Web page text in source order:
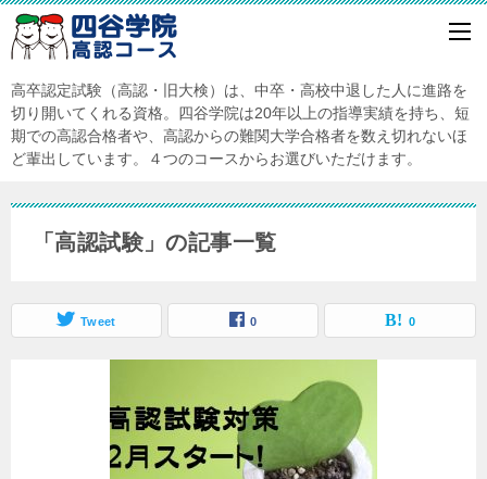
高卒認定試験（高認・旧大検）は、中卒・高校中退した人に進路を
切り開いてくれる資格。四谷学院は20年以上の指導実績を持ち、短
期での高認合格者や、高認からの難関大学合格者を数え切れないほ
ど輩出しています。４つのコースからお選びいただけます。
「高認試験」の記事一覧
Tweet 0 0